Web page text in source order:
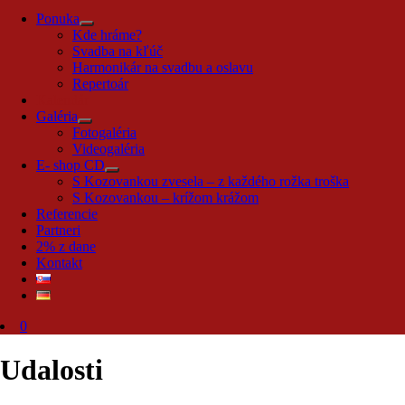
Ponuka
Kde hráme?
Svadba na kľúč
Harmonikár na svadbu a oslavu
Repertoár
Galéria
Fotogaléria
Videogaléria
E- shop CD
S Kozovankou zvesela – z každého rožka troška
S Kozovankou – krížom krážom
Referencie
Partneri
2% z dane
Kontakt
0
Udalosti